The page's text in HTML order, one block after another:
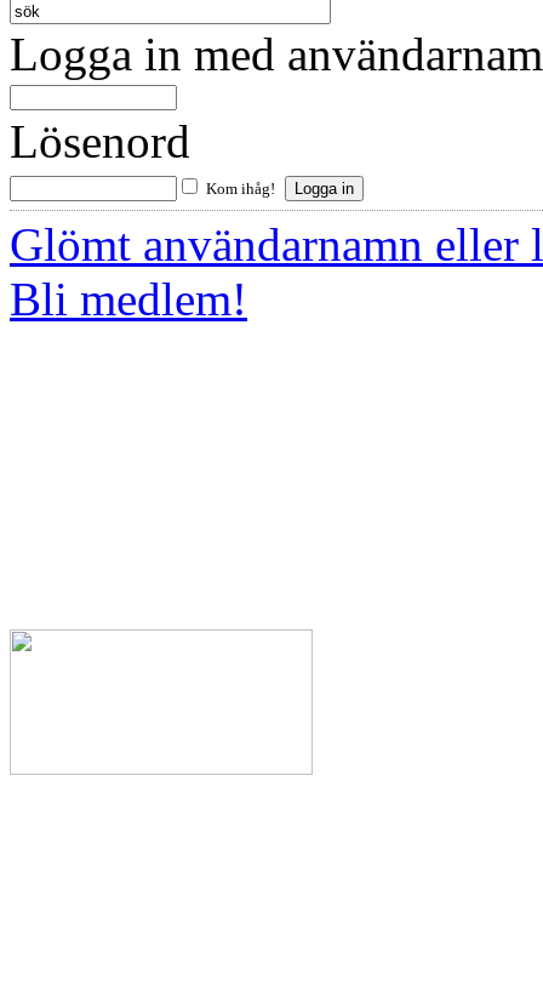
Logga in med
Lösenord
Kom ihåg!
Glömt användarnamn eller
Bli medlem!